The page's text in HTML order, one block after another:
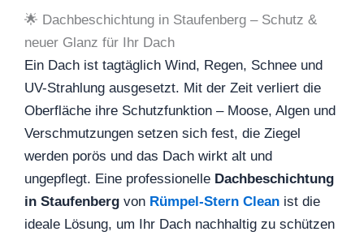
🌟 Dachbeschichtung in Staufenberg – Schutz &
neuer Glanz für Ihr Dach
Ein Dach ist tagtäglich Wind, Regen, Schnee und
UV-Strahlung ausgesetzt. Mit der Zeit verliert die
Oberfläche ihre Schutzfunktion – Moose, Algen und
Verschmutzungen setzen sich fest, die Ziegel
werden porös und das Dach wirkt alt und
ungepflegt. Eine professionelle Dachbeschichtung
in Staufenberg von Rümpel-Stern Clean ist die
ideale Lösung, um Ihr Dach nachhaltig zu schützen